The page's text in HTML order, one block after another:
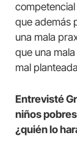
que además
una mala
que una
mal
Entrevisté
niños
¿quién lo